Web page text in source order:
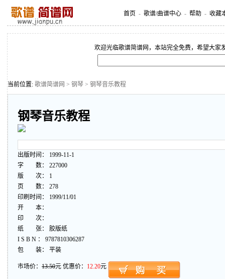
首页 - 歌谱/曲谱中心 - 帮助 - 收藏
欢迎光临歌谱简谱网，本站完全免费，希望大家
当前位置: 歌谱简谱网 > 钢琴 > 钢琴音乐教程
钢琴音乐教程
出版时间： 1999-11-1
字 数： 227000
版 次： 1
页 数： 278
印刷时间： 1999/11/01
开 本：
印 次：
纸 张： 胶版纸
I S B N ： 9787810306287
包 装： 平装
市场价： 13.50元 优惠价： 12.20元